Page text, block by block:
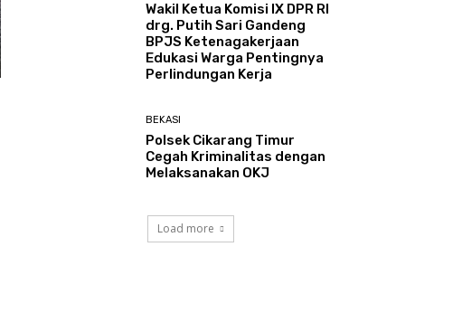
Wakil Ketua Komisi IX DPR RI
drg. Putih Sari Gandeng
BPJS Ketenagakerjaan
Edukasi Warga Pentingnya
Perlindungan Kerja
BEKASI
Polsek Cikarang Timur
Cegah Kriminalitas dengan
Melaksanakan OKJ
Load more